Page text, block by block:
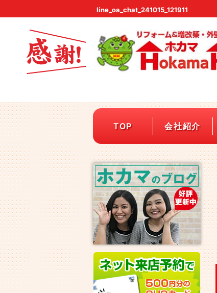
line_oa_chat_241015_121911
TOP 会社紹介